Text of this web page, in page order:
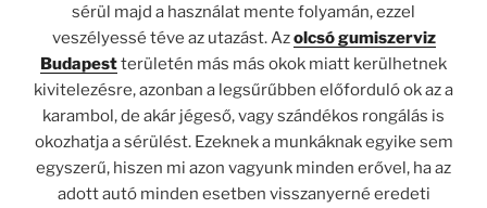
sérül majd a használat mente folyamán, ezzel
veszélyessé téve az utazást. Azolcsó gumiszerviz
Budapestterületén más más okok miatt kerülhetnek
kivitelezésre, azonban a legsűrűbben előforduló ok az a
karambol, de akár jégeső, vagy szándékos rongálás is
okozhatja a sérülést. Ezeknek a munkáknak egyike sem
egyszerű, hiszen mi azon vagyunk minden erővel, ha az
adott autó minden esetben visszanyerné eredeti